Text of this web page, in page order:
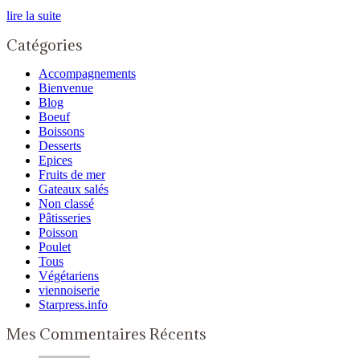
lire la suite
Catégories
Accompagnements
Bienvenue
Blog
Boeuf
Boissons
Desserts
Epices
Fruits de mer
Gateaux salés
Non classé
Pâtisseries
Poisson
Poulet
Tous
Végétariens
viennoiserie
Starpress.info
Mes Commentaires Récents